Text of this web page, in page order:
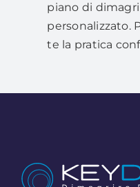
piano di
personalizzato.
te la pratica